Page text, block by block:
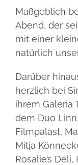
Maßgeblich
Abend, der
mit einer
natürlich
Darüber
herzlich bei
ihrem Galeria
dem Duo
Filmpalast,
Mitja
Rosalie’s